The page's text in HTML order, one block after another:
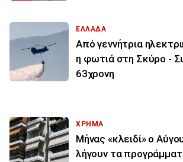
ΕΛΛΑΔΑ
Από γεννήτρια
η φωτιά στη Σκύρο -
63χρονη
ΧΡΗΜΑ
Μήνας «κλειδί» ο
λήγουν τα